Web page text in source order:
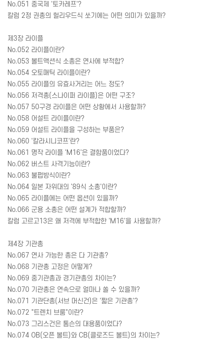
No.051 중국제 '토카레프'?
칼럼 2정 권총의 헐리우드식 쏘기에는 어떤 의미가 있을까?
제3장 라이플
No.052 라이플이란?
No.053 볼트액션식 소총은 연사에 부적합?
No.054 오토매틱 라이플이란?
No.055 라이플의 유효사거리는 어느 정도?
No.056 저격총(스나이퍼 라이플)은 어떤 구조?
No.057 50구경 라이플은 어떤 상황에서 사용할까?
No.058 어설트 라이플이란?
No.059 어설트 라이플을 구성하는 부품은?
No.060 '칼라시니코프'란?
No.061 명작 라이플 'M16'은 결함품이었다?
No.062 버스트 사격기능이란?
No.063 불펍방식이란?
No.064 일본 자위대의 '89식 소총'이란?
No.065 라이플에는 어떤 옵션이 있을까?
No.066 군용 소총은 어떤 설계가 적합할까?
칼럼 고르고13은 왜 저격에 부적합한 'M16'을 사용할까?
제4장 기관총
No.067 연사 가능한 총은 다 기관총?
No.068 기관총 고정은 어떻게?
No.069 중기관총과 경기관총의 차이는?
No.070 기관총은 연속으로 얼마나 쏠 수 있을까?
No.071 기관단총(서브 머신건)은 '짧은 기관총'?
No.072 "트렌치 브룸"이란?
No.073 그리스건은 톰슨의 대용품이었다?
No.074 OB(오픈 볼트)와 CB(클로즈드 볼트)의 차이는?